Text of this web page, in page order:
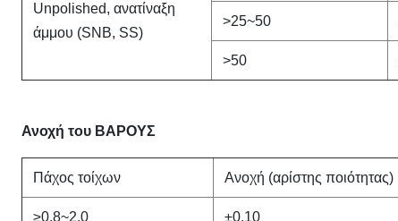
Unpolished, ανατίναξη
άμμου (SNB, SS)
>25~50
>50
Ανοχή του ΒΑΡΟΥΣ
Πάχος τοίχων Ανοχή (αρίστης ποιότητας)
≥0.8~2.0 ±0.10